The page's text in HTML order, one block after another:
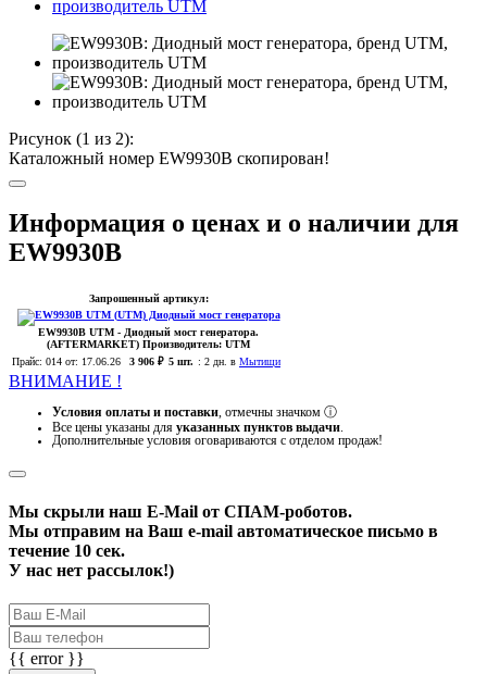
Рисунок (1 из 2):
Каталожный номер EW9930B скопирован!
Информация о ценах и о наличии для
EW9930B
Запрошенный артикул:
EW9930B UTM - Диодный мост генератора.
(AFTERMARKET) Производитель: UTM
Прайс: 014 от: 17.06.26 3 906 ₽ 5 шт. : 2 дн. в Мытищи
ВНИМАНИЕ !
Условия оплаты и поставки , отмечны значком ⓘ
Все цены указаны для указанных пунктов выдачи
Дополнительные условия оговариваются с отделом продаж!
Мы скрыли наш E-Mail от СПАМ-роботов.
Мы отправим на Ваш e-mail автоматическое письмо в
течение 10 сек.
У нас нет рассылок!)
{{ error }}